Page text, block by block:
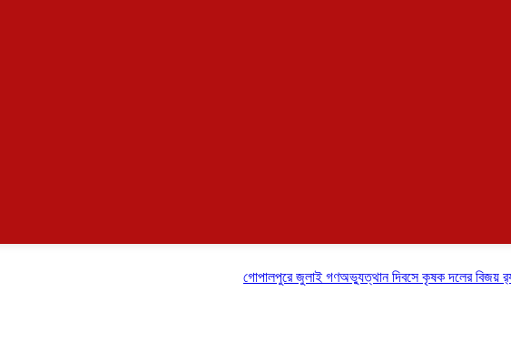
গোপালপুরে জুলাই গণঅভ্যুত্থান দিবসে কৃষক দলের বিজয় র‍্যালি